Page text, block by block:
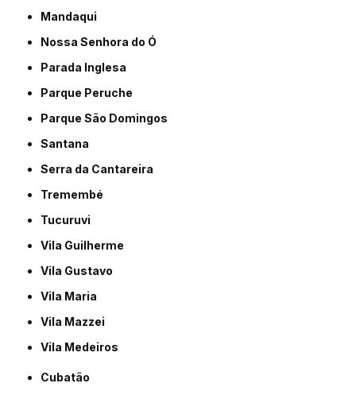
Mandaqui
Nossa Senhora do Ó
Parada Inglesa
Parque Peruche
Parque São Domingos
Santana
Serra da Cantareira
Tremembé
Tucuruvi
Vila Guilherme
Vila Gustavo
Vila Maria
Vila Mazzei
Vila Medeiros
Cubatão